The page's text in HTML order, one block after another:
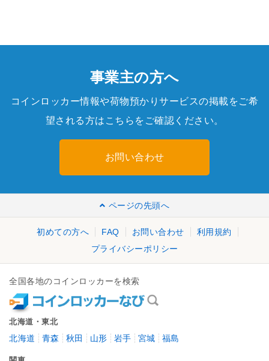
事業主の方へ
コインロッカー情報や荷物預かりサービスの掲載をご希
望される方はこちらをご確認ください。
お問い合わせ
ページの先頭へ
初めての方へ FAQ お問い合わせ
利用規約
プライバシーポリシー
全国各地のコインロッカーを検索
北海道・東北
北海道 青森 秋田 山形 岩手 宮城 福島